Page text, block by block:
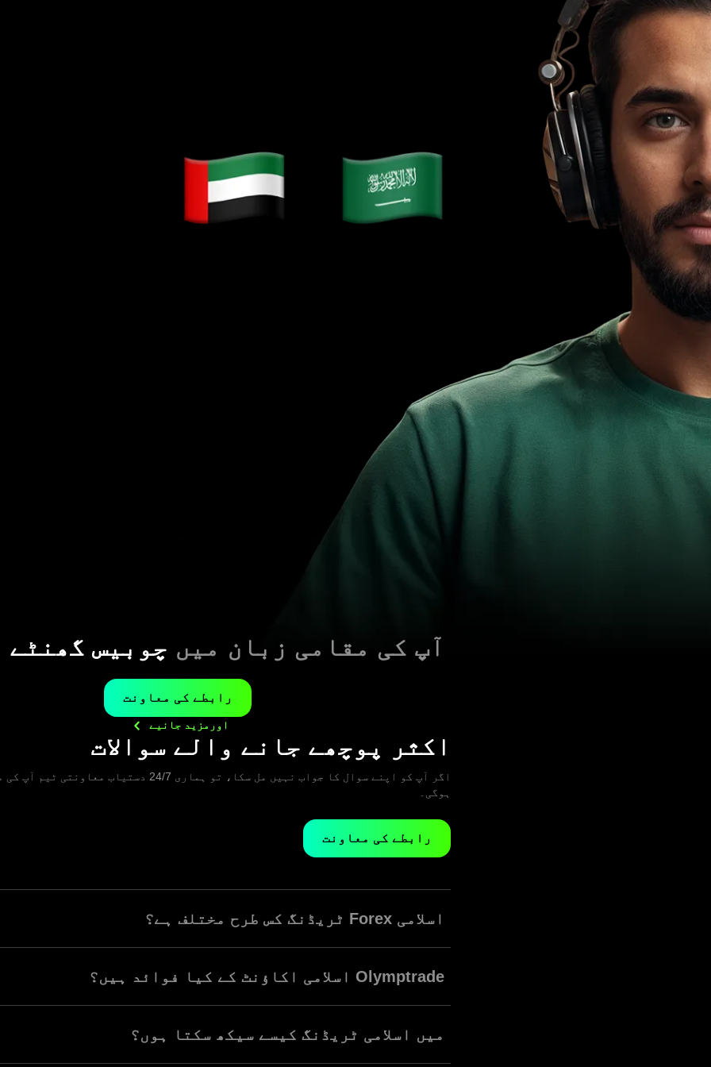
آپ کی مقامی زبان میں چوبیس گھنٹے
رابطے کی معاونت
اورمزیدجانیے
اکثر پوچھے جانے والے سوالات
اگر آپ کو اپنے سوال کا جواب نہیں مل سکا، تو ہماری 24/7
ہوگی۔
رابطے کی معاونت
اسلامی Forex ٹریڈنگ کس طرح مختلف ہے؟
کے تجربے سے لطف اندوز ہونے کا موقع ملتا ہے۔ اسلامی ٹریڈنگ اکاؤنٹ کے متعارف
Olymptrade اسلامی اکاؤنٹ کے کیا فوائد ہیں؟
سود کی شرح تبادلہ فیس سے آزادی
منفی بیلنس نے تحفظ جو مارکیٹ کے اتار چڑھاؤ کے خطرات کو کم کرتا ہے
میں اسلامی ٹریڈنگ کیسے سیکھ سکتا ہوں؟